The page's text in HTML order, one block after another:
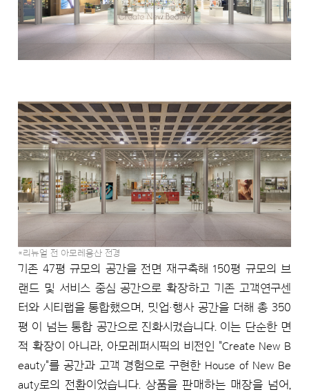
*리뉴얼 전 아모레용산 전경
기존 47평 규모의 공간을 전면 재구축해 150평 규모의 브
랜드 및 서비스 중심 공간으로 확장하고 기존 고객연구센
터와 시티랩을 통합했으며, 밋업·행사 공간을 더해 총 350
평 이 넘는 통합 공간으로 진화시켰습니다. 이는 단순한 면
적 확장이 아니라, 아모레퍼시픽의 비전인 "Create New B
eauty"를 공간과 고객 경험으로 구현한 House of New Be
auty로의 전환이었습니다. 상품을 판매하는 매장을 넘어,